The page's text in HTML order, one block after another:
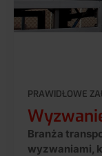
PRAWIDŁOWE
Branża
wyzwaniami,